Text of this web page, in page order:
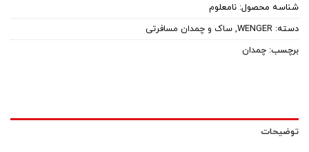
شناسه محصول: نامعلوم
دسته: WENGER
, ساک و چمدان مسافرتی
برچسب: چمدان
توضیحات